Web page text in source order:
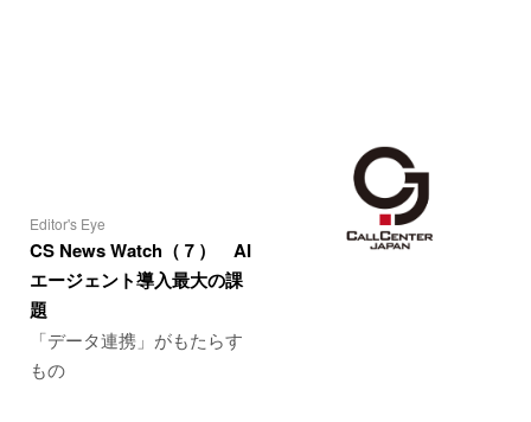
Editor's Eye
CS News Watch（７） AI
エージェント導入最大の課
題
「データ連携」がもたらす
もの